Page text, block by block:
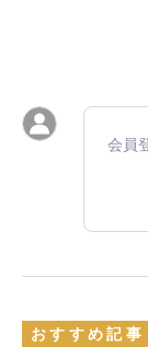
会員
おすすめ記事